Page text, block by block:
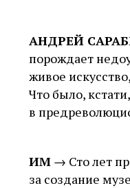
АНДРЕЙ
порождает
живое
Что было,
в
ИМ → Сто лет
за создание